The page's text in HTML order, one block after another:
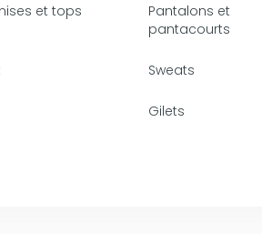
et tops
Pantalons et
pantacourts
Sweats
Gilets